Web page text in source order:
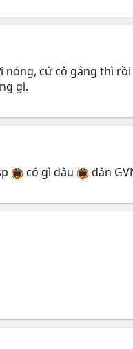
cứ cô gắng thì
gì.
có gì đâu dân